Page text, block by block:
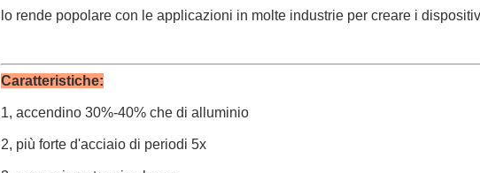
lo rende popolare con le applicazioni in molte industrie per creare i
Caratteristiche:
1, accendino 30%-40% che di alluminio
2, più forte d'acciaio di periodi 5x